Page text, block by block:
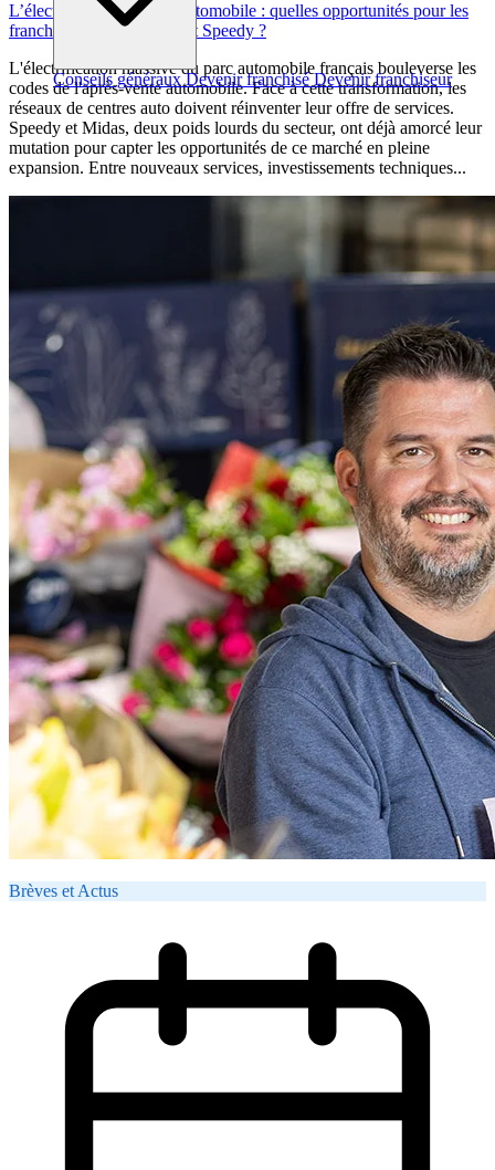
Conseils généraux Devenir franchisé Devenir franchiseur
L’électrification du parc automobile : quelles opportunités pour les
franchises comme Midas et Speedy ?
L'électrification massive du parc automobile français bouleverse les
codes de l'après-vente automobile. Face à cette transformation, les
réseaux de centres auto doivent réinventer leur offre de services.
Speedy et Midas, deux poids lourds du secteur, ont déjà amorcé leur
mutation pour capter les opportunités de ce marché en pleine
expansion. Entre nouveaux services, investissements techniques...
Brèves et Actus